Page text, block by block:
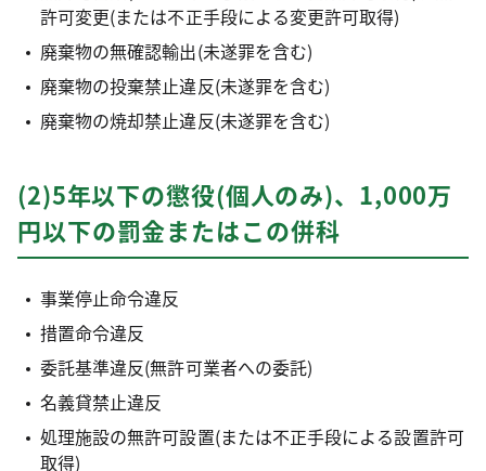
許可変更(または不正手段による変更許可取得)
廃棄物の無確認輸出(未遂罪を含む)
廃棄物の投棄禁止違反(未遂罪を含む)
廃棄物の焼却禁止違反(未遂罪を含む)
(2)5年以下の懲役(個人のみ)、1,000万
円以下の罰金またはこの併科
事業停止命令違反
措置命令違反
委託基準違反(無許可業者への委託)
名義貸禁止違反
処理施設の無許可設置(または不正手段による設置許可
取得)